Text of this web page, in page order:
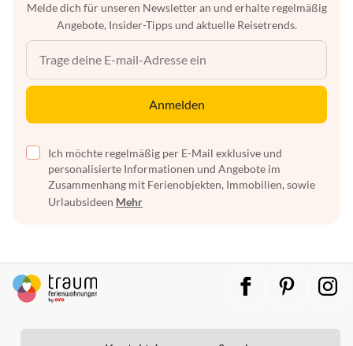
Melde dich für unseren Newsletter an und erhalte regelmäßig
Angebote, Insider-Tipps und aktuelle Reisetrends.
Anmelden
Ich möchte regelmäßig per E-Mail exklusive und
personalisierte Informationen und Angebote im
Zusammenhang mit Ferienobjekten, Immobilien, sowie
Urlaubsideen Mehr